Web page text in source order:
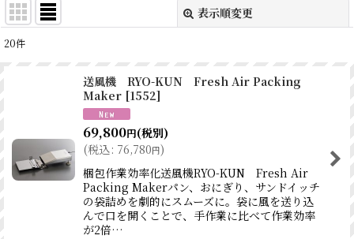
表示順変更
絞り込む
20件
送風機 RYO-KUN Fresh Air Packing
Maker [1552]
69,800円(税別)
(税込: 76,780円)
梱包作業効率化送風機RYO-KUN Fresh Air
Packing Makerパン、おにぎり、サンドイッチ
の袋詰めを劇的にスムーズに。袋に風を送り込
んで口を開くことで、手作業に比べて作業効率
が2倍…